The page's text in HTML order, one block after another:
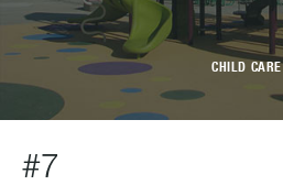
CHILD CARE
#7